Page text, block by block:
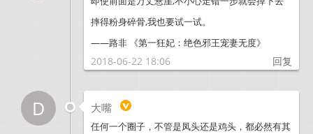
摔得粉身碎骨,我也要试一试。
——路非 《第一狂妃：绝色邪王宠妻无度》
2018-06-22 18:06 回复
D 大嘴
任何一个圈子，不管是凤头还是鸡头，都必然有其